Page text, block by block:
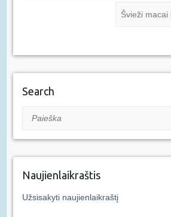
Švieži
Search
Paieška
Naujienlaikraštis
Užsisakyti naujienlaikraštį